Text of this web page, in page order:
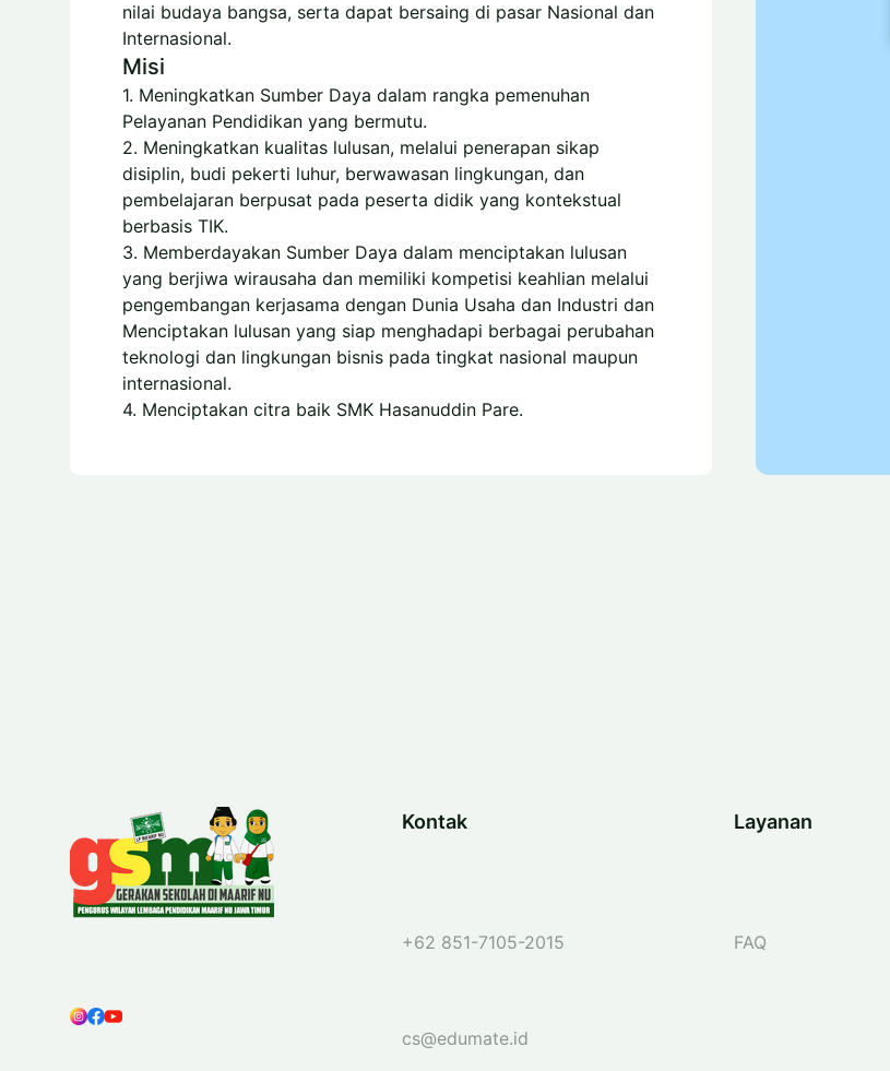
nilai budaya bangsa, serta dapat bersaing di pasar Nasional dan
Internasional.
Misi
1. Meningkatkan Sumber Daya dalam rangka pemenuhan
Pelayanan Pendidikan yang bermutu.
2. Meningkatkan kualitas lulusan, melalui penerapan sikap
disiplin, budi pekerti luhur, berwawasan lingkungan, dan
pembelajaran berpusat pada peserta didik yang kontekstual
berbasis TIK.
3. Memberdayakan Sumber Daya dalam menciptakan lulusan
yang berjiwa wirausaha dan memiliki kompetisi keahlian melalui
pengembangan kerjasama dengan Dunia Usaha dan Industri dan
Menciptakan lulusan yang siap menghadapi berbagai perubahan
teknologi dan lingkungan bisnis pada tingkat nasional maupun
internasional.
4. Menciptakan citra baik SMK Hasanuddin Pare.
Kontak
+62 851-7105-2015
cs@edumate.id
Layanan
FAQ